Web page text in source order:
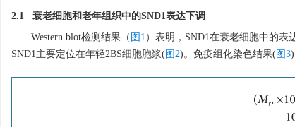
2.1 衰老细胞和老年组织中的SND1表达下调
Western blot检测结果（ 图1）表明，SND1在衰老细胞中的表
SND1主要定位在年轻2BS细胞胞浆(图2)。免疫组化染色结果(图3